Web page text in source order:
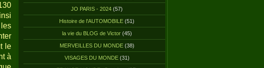
le
à
JO PARIS - 2024 (57)
Histoire de l'AUTOMOBILE (51)
la vie du BLOG de Victor(45)
MERVEILLES DU MONDE(38)
VISAGES DU MONDE(31)